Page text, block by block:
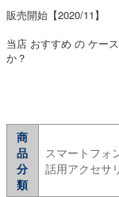
販売開始【2020/11】
当店 おすすめ の ケー
か？
商
品
分
類
スマートフォ
話用アクセサ